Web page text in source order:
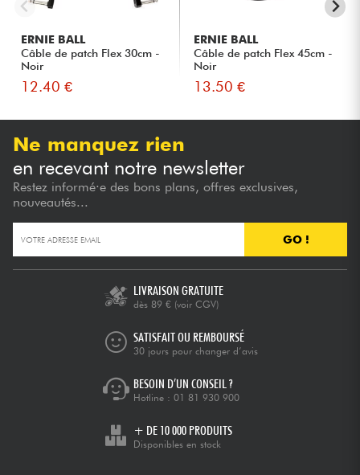
ERNIE BALL
Câble de patch Flex 30cm -
Noir
12.40 €
ERNIE BALL
Câble de patch Flex 45cm -
Noir
13.50 €
Ne manquez rien
en recevant notre newsletter
Restez informé·e des bons plans, offres exclusives,
nouveautés...
GO !
LIVRAISON GRATUITE
dès 89 € (voir CGV)
SATISFAIT OU REMBOURSÉ
30 jours pour changer d’avis
BESOIN D’UN CONSEIL ?
Hotline : 01 81 930 900
+ DE 10 000 PRODUITS
Disponibles en stock